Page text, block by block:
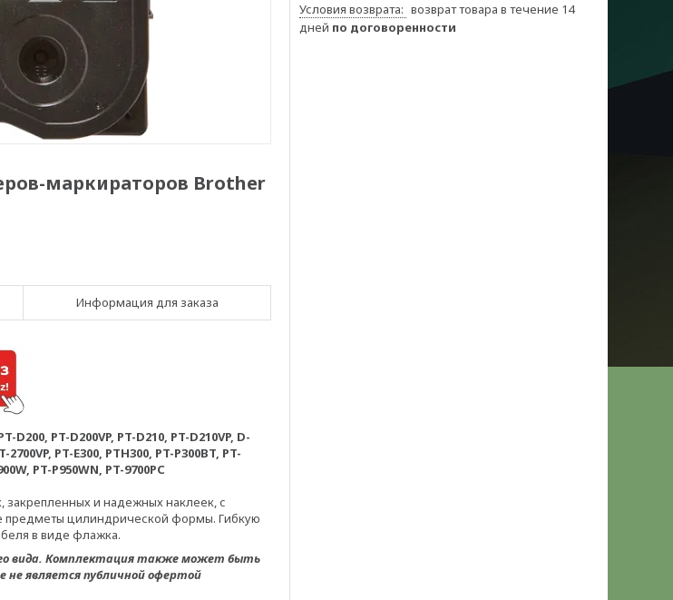
маркираторов Brother
Информация для заказа
PT-D200VP, PT-D210, PT-D210VP, D-
2700VP, PT-E300, PTH300, PT-P300BT, PT-
PT-P950WN, PT-9700PC
закрепленных и надежных наклеек, с
предметы цилиндрической формы. Гибкую
в виде флажка.
вида. Комплектация также может быть
не является публичной офертой
возврат товара в течение 14
дней по договоренности